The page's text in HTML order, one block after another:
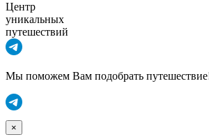
Центр
уникальных
путешествий
Мы поможем Вам подобрать
×